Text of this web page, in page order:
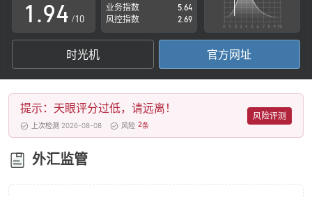
1
2
3
4
5
6
7
.94
5
6
7
8
9
/10
业务指数
5.64
风控指数
2.69
时光机 官方网址
提示：天眼评分过低，请远离！
上次检测 2026-08-08 风险 2条
风险评测
外汇监管